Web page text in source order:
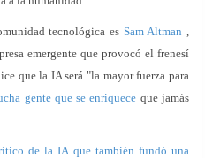
tecnológica es Sam Altman,
emergente que provocó el frenesí
que la IA será "la mayor fuerza para
gente que se enriquece que jamás
de la IA que también fundó una